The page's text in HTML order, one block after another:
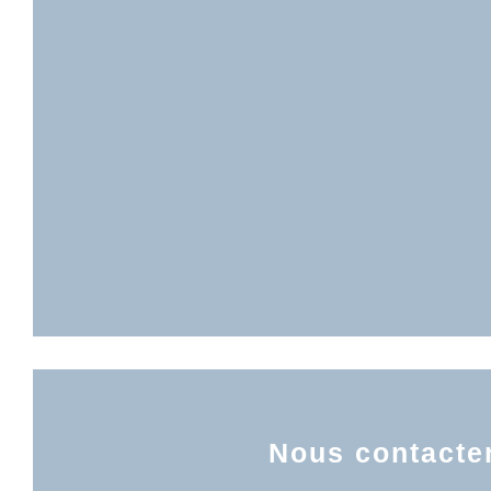
Nous